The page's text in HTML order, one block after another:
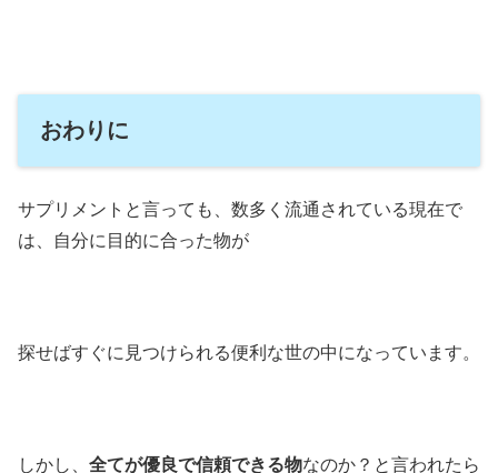
おわりに
サプリメントと言っても、数多く流通されている現在で
は、自分に目的に合った物が
探せばすぐに見つけられる便利な世の中になっています。
しかし、 全てが優良で信頼できる物なのか？と言われたら